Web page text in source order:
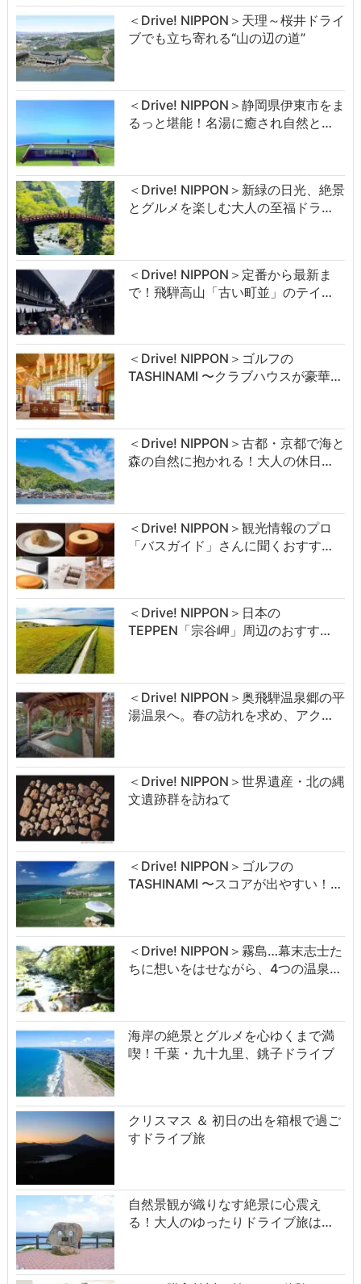
＜Drive! NIPPON＞天理～桜井ドライ
ブでも立ち寄れる“山の辺の道”
＜Drive! NIPPON＞静岡県伊東市をま
るっと堪能！名湯に癒され自然と…
＜Drive! NIPPON＞新緑の日光、絶景
とグルメを楽しむ大人の至福ドラ…
＜Drive! NIPPON＞定番から最新ま
で！飛騨高山「古い町並」のテイ…
＜Drive! NIPPON＞ゴルフの
TASHINAMI 〜クラブハウスが豪華…
＜Drive! NIPPON＞古都・京都で海と
森の自然に抱かれる！大人の休日…
＜Drive! NIPPON＞観光情報のプロ
「バスガイド」さんに聞くおすす…
＜Drive! NIPPON＞日本の
TEPPEN「宗谷岬」周辺のおすす…
＜Drive! NIPPON＞奥飛騨温泉郷の平
湯温泉へ。春の訪れを求め、アク…
＜Drive! NIPPON＞世界遺産・北の縄
文遺跡群を訪ねて
＜Drive! NIPPON＞ゴルフの
TASHINAMI 〜スコアが出やすい！…
＜Drive! NIPPON＞霧島…幕末志士た
ちに想いをはせながら、4つの温泉…
海岸の絶景とグルメを心ゆくまで満
喫！千葉・九十九里、銚子ドライブ
クリスマス ＆ 初日の出を箱根で過ご
すドライブ旅
自然景観が織りなす絶景に心震え
る！大人のゆったりドライブ旅は…